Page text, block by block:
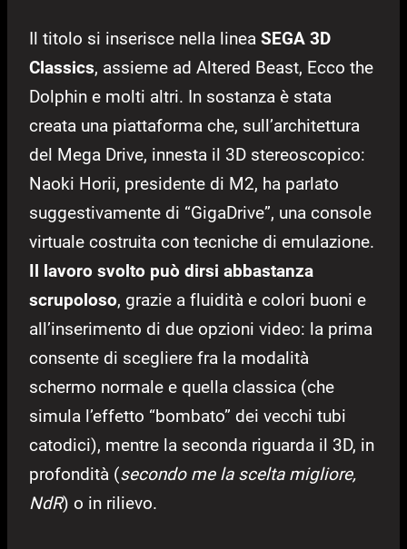
Il titolo si inserisce nella linea SEGA 3D
Classics, assieme ad Altered Beast, Ecco the
Dolphin e molti altri. In sostanza è stata
creata una piattaforma che, sull’architettura
del Mega Drive, innesta il 3D stereoscopico:
Naoki Horii, presidente di M2, ha parlato
suggestivamente di “GigaDrive”, una console
virtuale costruita con tecniche di emulazione.
Il lavoro svolto può dirsi abbastanza
scrupoloso, grazie a fluidità e colori buoni e
all’inserimento di due opzioni video: la prima
consente di scegliere fra la modalità
schermo normale e quella classica (che
simula l’effetto “bombato” dei vecchi tubi
catodici), mentre la seconda riguarda il 3D, in
profondità (secondo me la scelta migliore,
NdR) o in rilievo.